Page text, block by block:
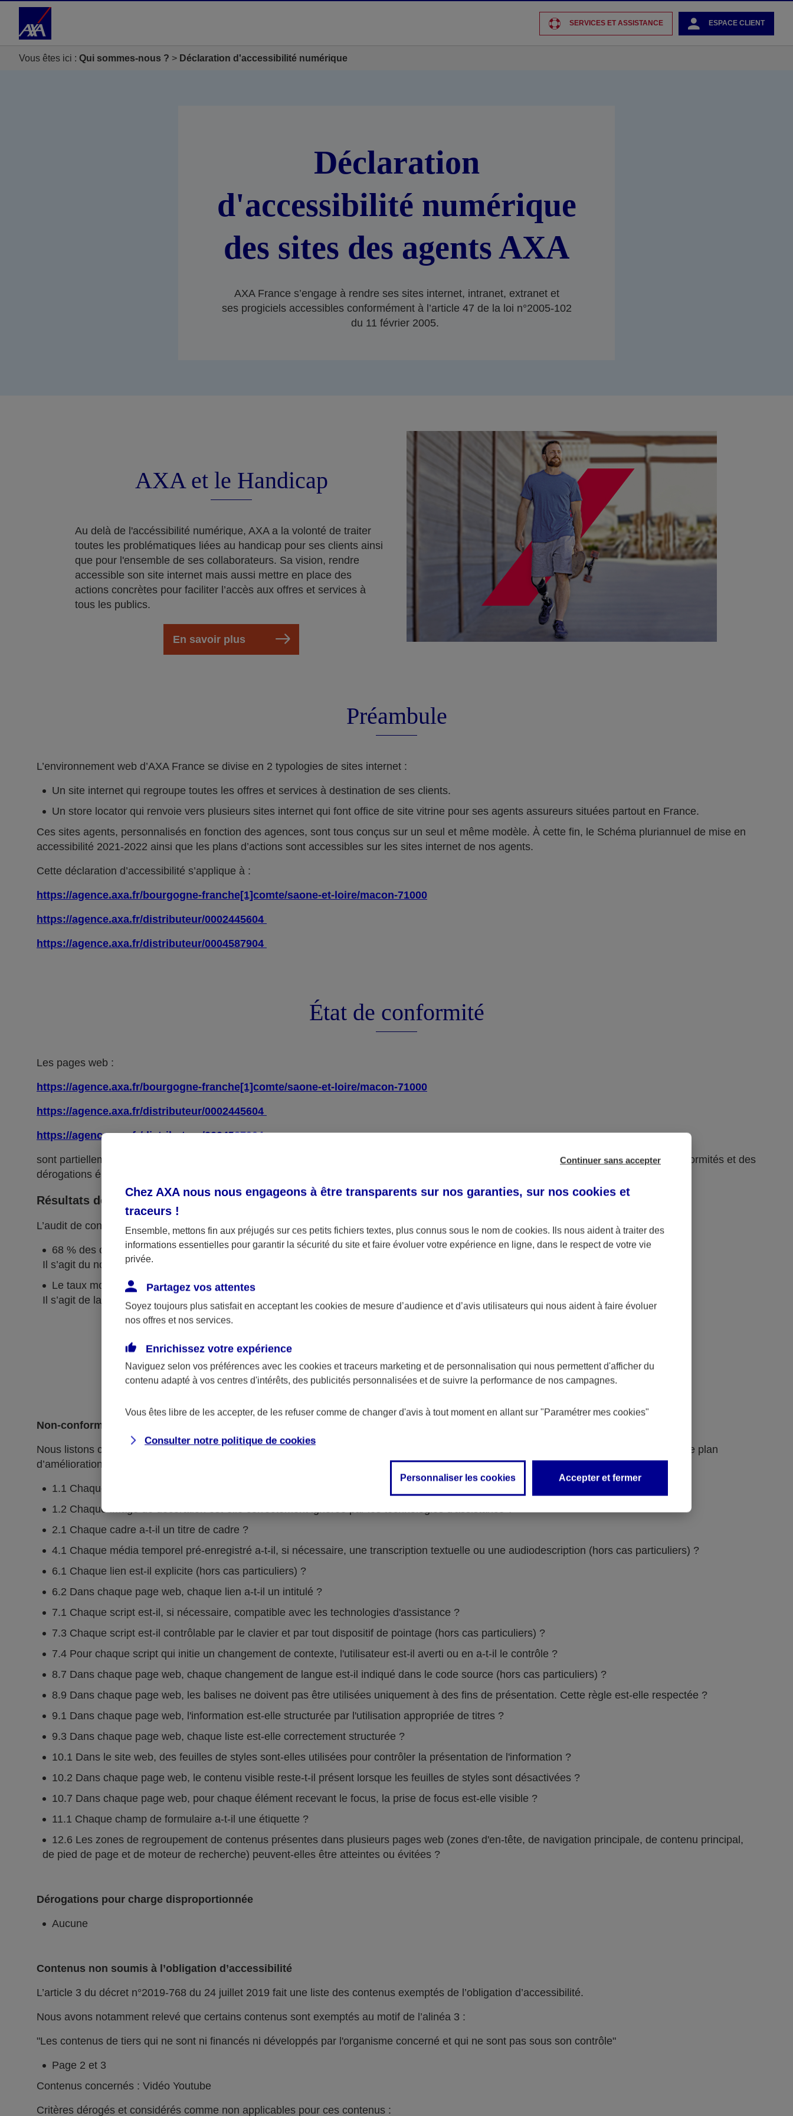
Accéder au Contenu
SERVICES ET ASSISTANCE ESPACE CLIENT
Vous êtes ici : Qui sommes-nous ? Déclaration d'accessibilité numérique
Déclaration
d'accessibilité numérique
des sites des agents AXA
AXA France s’engage à rendre ses sites internet, intranet, extranet et
ses progiciels accessibles conformément à l’article 47 de la loi n°2005-102
du 11 février 2005.
AXA et le Handicap
Au delà de l'accéssibilité numérique, AXA a la volonté de traiter
toutes les problématiques liées au handicap pour ses clients ainsi
que pour l'ensemble de ses collaborateurs. Sa vision, rendre
accessible son site internet mais aussi mettre en place des
actions concrètes pour faciliter l’accès aux offres et services à
tous les publics.
En savoir plus
Préambule
L’environnement web d’AXA France se divise en 2 typologies de sites internet :
Un site internet qui regroupe toutes les offres et services à destination de ses clients.
Un store locator qui renvoie vers plusieurs sites internet qui font office de site vitrine pour ses agents assureurs situées partout en France.
Ces sites agents, personnalisés en fonction des agences, sont tous conçus sur un seul et même modèle. À cette fin, le Schéma pluriannuel de mise en
accessibilité 2021-2022 ainsi que les plans d’actions sont accessibles sur les sites internet de nos agents.
Cette déclaration d’accessibilité s’applique à :
https://agence.axa.fr/bourgogne-franche[1]comte/saone-et-loire/macon-71000
https://agence.axa.fr/distributeur/0002445604
https://agence.axa.fr/distributeur/0004587904
État de conformité
Les pages web :
https://agence.axa.fr/bourgogne-franche[1]comte/saone-et-loire/macon-71000
https://agence.axa.fr/distributeur/0002445604
https://agence.axa.fr/distributeur/0004587904
sont partiellement conformes avec le
, version 4.1.2, en raison des non-conformités et des
dérogations énumérées ci-dessous.
Résultats des tests
L’audit de conformité réalisé parKoenarévèle que :
68 % des critères RGAA sont respectés.
Il s’agit du nombre de critères pleinement respectés sur la totalité des pages de l’échantillon.
Le taux moyen de conformité du service en ligne s’élève à 69 %.
Il s’agit de la moyenne du score de conformité obtenu sur chacune des pages de l’échantillon.
Contenus non-accessibles
Non-conformités
Nous listons ci-dessous l’ensemble des critères non-conformes. Pour le détail, se reporter à la grille d’audit et au schéma pluriannuel pour le plan
d’amélioration continue.
1.1 Chaque image porteuse d'information a-t-elle une alternative textuelle ?
1.2 Chaque image de décoration est-elle correctement ignorée par les technologies d'assistance ?
2.1 Chaque cadre a-t-il un titre de cadre ?
4.1 Chaque média temporel pré-enregistré a-t-il, si nécessaire, une transcription textuelle ou une audiodescription (hors cas particuliers) ?
6.1 Chaque lien est-il explicite (hors cas particuliers) ?
6.2 Dans chaque page web, chaque lien a-t-il un intitulé ?
7.1 Chaque script est-il, si nécessaire, compatible avec les technologies d'assistance ?
7.3 Chaque script est-il contrôlable par le clavier et par tout dispositif de pointage (hors cas particuliers) ?
7.4 Pour chaque script qui initie un changement de contexte, l'utilisateur est-il averti ou en a-t-il le contrôle ?
8.7 Dans chaque page web, chaque changement de langue est-il indiqué dans le code source (hors cas particuliers) ?
8.9 Dans chaque page web, les balises ne doivent pas être utilisées uniquement à des fins de présentation. Cette règle est-elle respectée ?
9.1 Dans chaque page web, l'information est-elle structurée par l'utilisation appropriée de titres ?
9.3 Dans chaque page web, chaque liste est-elle correctement structurée ?
10.1 Dans le site web, des feuilles de styles sont-elles utilisées pour contrôler la présentation de l'information ?
10.2 Dans chaque page web, le contenu visible reste-t-il présent lorsque les feuilles de styles sont désactivées ?
10.7 Dans chaque page web, pour chaque élément recevant le focus, la prise de focus est-elle visible ?
11.1 Chaque champ de formulaire a-t-il une étiquette ?
12.6 Les zones de regroupement de contenus présentes dans plusieurs pages web (zones d'en-tête, de navigation principale, de contenu principal,
de pied de page et de moteur de recherche) peuvent-elles être atteintes ou évitées ?
Dérogations pour charge disproportionnée
Aucune
Contenus non soumis à l’obligation d’accessibilité
L’article 3 du décret n°2019-768 du 24 juillet 2019 fait une liste des contenus exemptés de l’obligation d’accessibilité.
Nous avons notamment relevé que certains contenus sont exemptés au motif de l’alinéa 3 :
"Les contenus de tiers qui ne sont ni financés ni développés par l'organisme concerné et qui ne sont pas sous son contrôle"
Page 2 et 3
Contenus concernés : Vidéo Youtube
Critères dérogés et considérés comme non applicables pour ces contenus :
Continuer sans accepter
Chez AXA nous nous engageons à être transparents sur nos garanties, sur nos cookies et
traceurs !
Ensemble, mettons fin aux préjugés sur ces petits fichiers textes, plus connus sous le nom de cookies. Ils nous aident à traiter des
informations essentielles pour garantir la sécurité du site et faire évoluer votre expérience en ligne, dans le respect de votre vie
privée.
Partagez vos attentes
Soyez toujours plus satisfait en acceptant les cookies de mesure d’audience et d’avis utilisateurs qui nous aident à faire évoluer
nos offres et nos services.
Enrichissez votre expérience
Naviguez selon vos préférences avec les cookies et traceurs marketing et de personnalisation qui nous permettent d'afficher du
contenu adapté à vos centres d'intérêts, des publicités personnalisées et de suivre la performance de nos campagnes.
Vous êtes libre de les accepter, de les refuser comme de changer d'avis à tout moment en allant sur "Paramétrer mes cookies"
Consulter notre politique de cookies
Personnaliser les cookies Accepter et fermer